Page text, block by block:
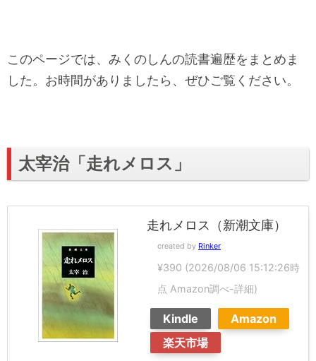
このページでは、みくのしんの読書遍歴をまとめま
した。お時間がありましたら、ぜひご覧ください。
太宰治「走れメロス」
走れメロス（新潮文庫）
created by Rinker
¥390 (2026/08/06 15:12:26時
点 Amazon調べ-詳細)
Kindle
Amazon
楽天市場